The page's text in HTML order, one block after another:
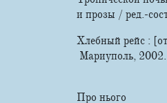
и прозы / ред.-
Хлебный рейс :
Мариуполь, 2002.
Про нього